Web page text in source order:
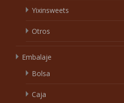
Yixinsweets
Otros
Embalaje
Bolsa
Caja